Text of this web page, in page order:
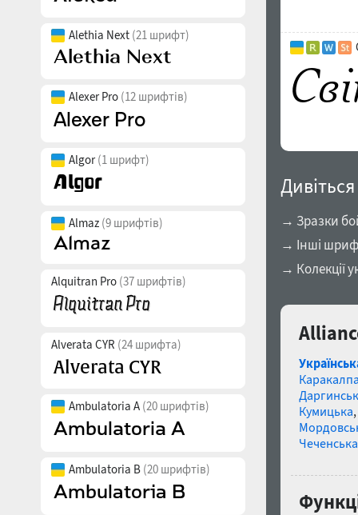
Alethia Next (21 шрифт)
Alexer Pro (12 шрифтів)
Algor(1 шрифт)
Almaz (9 шрифтів)
Alquitran Pro (37 шрифтів)
Alverata CYR (24 шрифта)
Ambulatoria A (20 шрифтів)
Ambulatoria B (20 шрифтів)
→ Зразки
→ Інші
→ Колекції
Кумицька,
Чеченська